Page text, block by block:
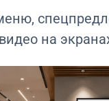
на